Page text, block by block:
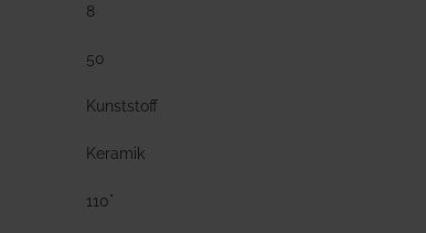
8
50
Kunststoff
Keramik
110°